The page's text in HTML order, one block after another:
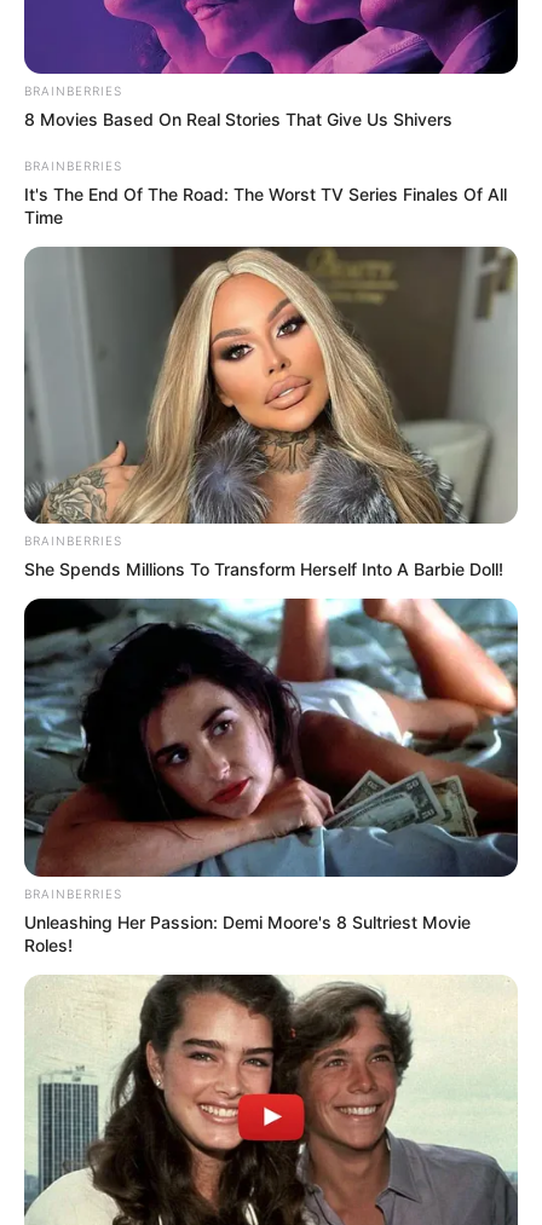
BRAINBERRIES
8 Movies Based On Real Stories That Give Us Shivers
BRAINBERRIES
It's The End Of The Road: The Worst TV Series Finales Of All
Time
BRAINBERRIES
She Spends Millions To Transform Herself Into A Barbie Doll!
BRAINBERRIES
Unleashing Her Passion: Demi Moore's 8 Sultriest Movie
Roles!